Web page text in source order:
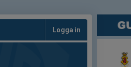
Logga in